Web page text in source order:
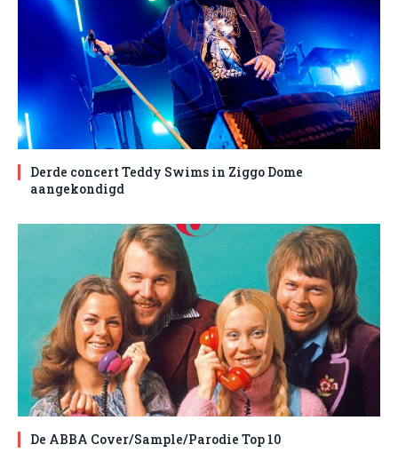
Derde concert Teddy Swims in Ziggo Dome
aangekondigd
De ABBA Cover/Sample/Parodie Top 10